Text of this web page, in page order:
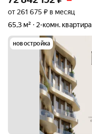
от 261 675 ₽ в месяц
65,3 м²
2-комн. квартира
новостройка